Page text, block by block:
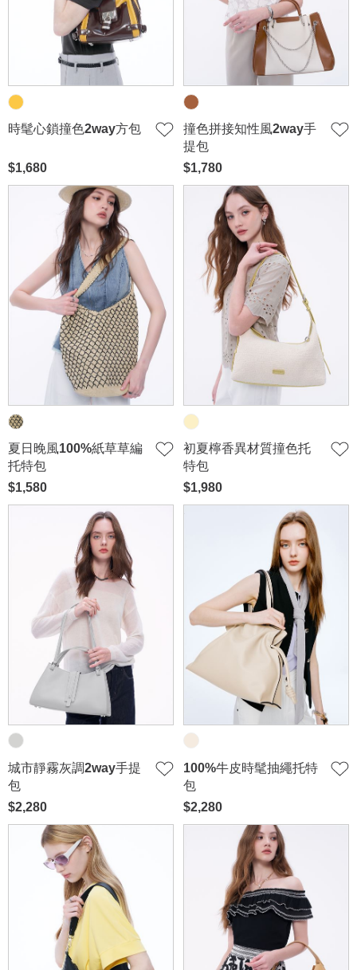
時髦心鎖撞色2way方包
$1,680
撞色拼接知性風2way手
提包
$1,780
夏日晚風100%紙草草編
托特包
$1,580
初夏檸香異材質撞色托
特包
$1,980
城市靜霧灰調2way手提
包
$2,280
100%牛皮時髦抽繩托特
包
$2,280